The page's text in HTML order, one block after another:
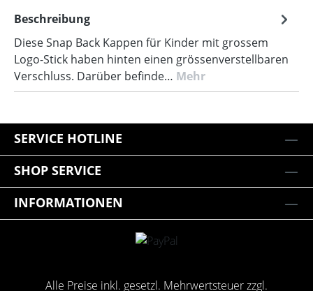
Beschreibung
Diese Snap Back Kappen für Kinder mit grossem
Logo-Stick haben hinten einen grössenverstellbaren
Verschluss. Darüber befinde… Mehr
SERVICE HOTLINE
SHOP SERVICE
INFORMATIONEN
Alle Preise inkl. gesetzl. Mehrwertsteuer zzgl.